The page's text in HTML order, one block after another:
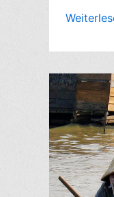
to
Lagos,
von
Chibundu
Onuzo
(2016)
–
4/10